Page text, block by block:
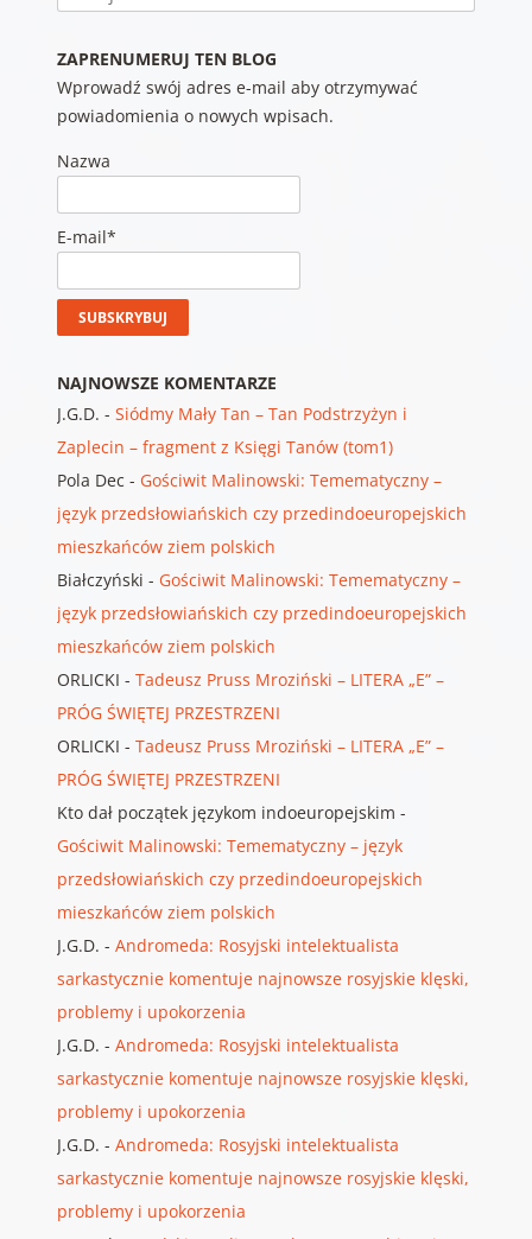
ZAPRENUMERUJ TEN BLOG
Wprowadź swój adres e-mail aby otrzymywać
powiadomienia o nowych wpisach.
Nazwa
E-mail*
NAJNOWSZE KOMENTARZE
J.G.D. - Siódmy Mały Tan – Tan Podstrzyżyn i
Zaplecin – fragment z Księgi Tanów (tom1)
Pola Dec - Gościwit Malinowski: Temematyczny –
język przedsłowiańskich czy przedindoeuropejskich
mieszkańców ziem polskich
Białczyński - Gościwit Malinowski: Temematyczny –
język przedsłowiańskich czy przedindoeuropejskich
mieszkańców ziem polskich
ORLICKI - Tadeusz Pruss Mroziński – LITERA „E” –
PRÓG ŚWIĘTEJ PRZESTRZENI
ORLICKI - Tadeusz Pruss Mroziński – LITERA „E” –
PRÓG ŚWIĘTEJ PRZESTRZENI
Kto dał początek językom indoeuropejskim -
Gościwit Malinowski: Temematyczny – język
przedsłowiańskich czy przedindoeuropejskich
mieszkańców ziem polskich
J.G.D. - Andromeda: Rosyjski intelektualista
sarkastycznie komentuje najnowsze rosyjskie klęski,
problemy i upokorzenia
J.G.D. - Andromeda: Rosyjski intelektualista
sarkastycznie komentuje najnowsze rosyjskie klęski,
problemy i upokorzenia
J.G.D. - Andromeda: Rosyjski intelektualista
sarkastycznie komentuje najnowsze rosyjskie klęski,
problemy i upokorzenia